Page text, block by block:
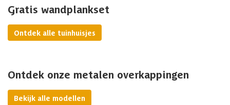
Gratis wandplankset
Ontdek alle tuinhuisjes
Ontdek onze metalen overkappingen
Bekijk alle modellen